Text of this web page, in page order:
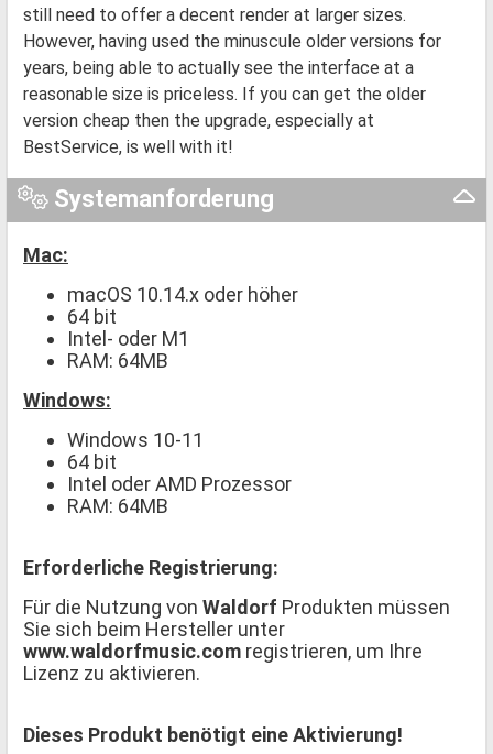
still need to offer a decent render at larger sizes.
However, having used the minuscule older versions for
years, being able to actually see the interface at a
reasonable size is priceless. If you can get the older
version cheap then the upgrade, especially at
BestService, is well with it!
Systemanforderung
Mac:
macOS 10.14.x oder höher
64 bit
Intel- oder M1
RAM: 64MB
Windows:
Windows 10-11
64 bit
Intel oder AMD Prozessor
RAM: 64MB
Erforderliche Registrierung:
Für die Nutzung von Waldorf Produkten müssen
Sie sich beim Hersteller unter
www.waldorfmusic.com registrieren, um Ihre
Lizenz zu aktivieren.
Dieses Produkt benötigt eine Aktivierung!